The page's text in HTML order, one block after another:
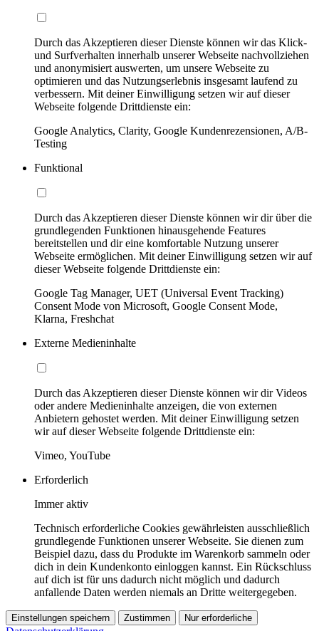
Durch das Akzeptieren dieser Dienste können wir das Klick-
und Surfverhalten innerhalb unserer Webseite nachvollziehen
und anonymisiert auswerten, um unsere Webseite zu
optimieren und das Nutzungserlebnis insgesamt laufend zu
verbessern. Mit deiner Einwilligung setzen wir auf dieser
Webseite folgende Drittdienste ein:
Google Analytics, Clarity, Google Kundenrezensionen, A/B-
Testing
Funktional
Durch das Akzeptieren dieser Dienste können wir dir über die
grundlegenden Funktionen hinausgehende Features
bereitstellen und dir eine komfortable Nutzung unserer
Webseite ermöglichen. Mit deiner Einwilligung setzen wir auf
dieser Webseite folgende Drittdienste ein:
Google Tag Manager, UET (Universal Event Tracking)
Consent Mode von Microsoft, Google Consent Mode,
Klarna, Freshchat
Externe Medieninhalte
Durch das Akzeptieren dieser Dienste können wir dir Videos
oder andere Medieninhalte anzeigen, die von externen
Anbietern gehostet werden. Mit deiner Einwilligung setzen
wir auf dieser Webseite folgende Drittdienste ein:
Vimeo, YouTube
Erforderlich
Immer aktiv
Technisch erforderliche Cookies gewährleisten ausschließlich
grundlegende Funktionen unserer Webseite. Sie dienen zum
Beispiel dazu, dass du Produkte im Warenkorb sammeln oder
dich in dein Kundenkonto einloggen kannst. Ein Rückschluss
auf dich ist für uns dadurch nicht möglich und dadurch
anfallende Daten werden niemals an Dritte weitergegeben.
Einstellungen speichern Zustimmen Nur erforderliche